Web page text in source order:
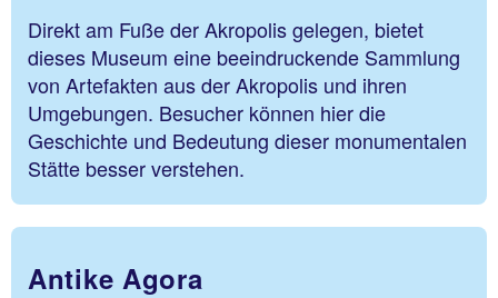
Direkt am Fuße der Akropolis gelegen, bietet
dieses Museum eine beeindruckende Sammlung
von Artefakten aus der Akropolis und ihren
Umgebungen. Besucher können hier die
Geschichte und Bedeutung dieser monumentalen
Stätte besser verstehen.
Antike Agora